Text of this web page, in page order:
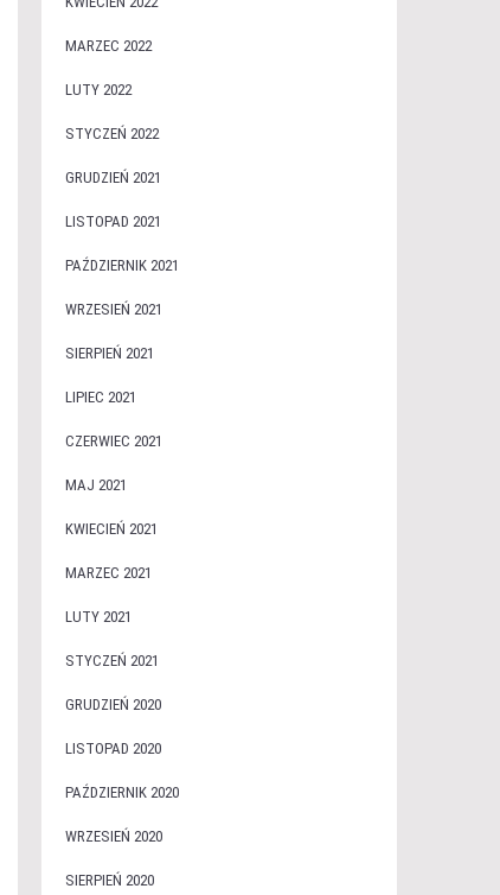
MARZEC 2022
LUTY 2022
STYCZEŃ 2022
GRUDZIEŃ 2021
LISTOPAD 2021
PAŹDZIERNIK 2021
WRZESIEŃ 2021
SIERPIEŃ 2021
LIPIEC 2021
CZERWIEC 2021
MAJ 2021
KWIECIEŃ 2021
MARZEC 2021
LUTY 2021
STYCZEŃ 2021
GRUDZIEŃ 2020
LISTOPAD 2020
PAŹDZIERNIK 2020
WRZESIEŃ 2020
SIERPIEŃ 2020